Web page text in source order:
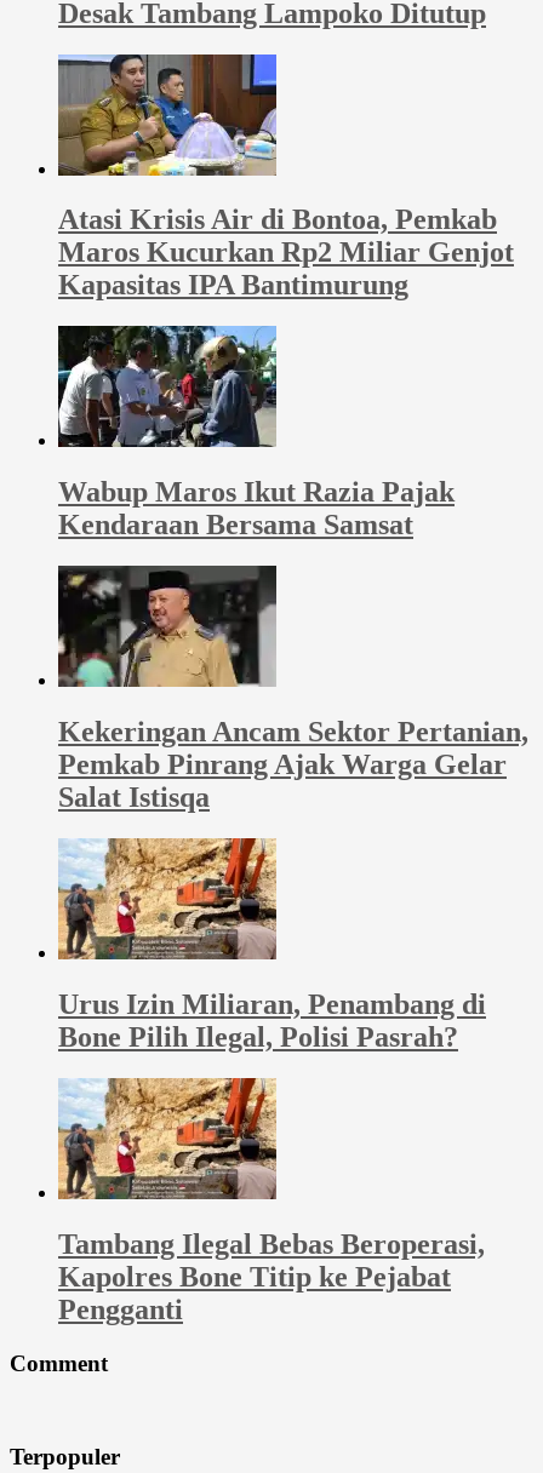
Desak Tambang Lampoko Ditutup
Atasi Krisis Air di Bontoa, Pemkab
Maros Kucurkan Rp2 Miliar Genjot
Kapasitas IPA Bantimurung
Wabup Maros Ikut Razia Pajak
Kendaraan Bersama Samsat
Kekeringan Ancam Sektor Pertanian,
Pemkab Pinrang Ajak Warga Gelar
Salat Istisqa
Urus Izin Miliaran, Penambang di
Bone Pilih Ilegal, Polisi Pasrah?
Tambang Ilegal Bebas Beroperasi,
Kapolres Bone Titip ke Pejabat
Pengganti
Comment
Terpopuler